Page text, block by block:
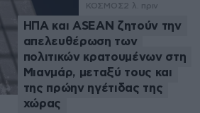
ΚΟΣΜΟΣ2 λ. πριν
ΗΠΑ και ASEAN ζητούν την
απελευθέρωση των
πολιτικών κρατουμένων στη
Μιανμάρ, μεταξύ τους και
της πρώην ηγέτιδας της
χώρας